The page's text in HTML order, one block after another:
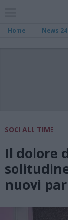
Home News 24
SOCI ALL TIME
Il dolore
nuovi